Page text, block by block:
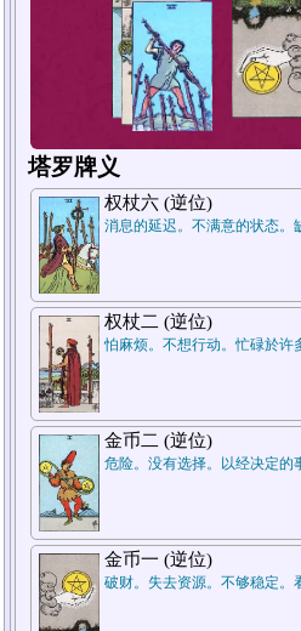
2.对方
塔罗牌义
权杖六 (逆位)
消息的延迟。不满意的状态。
权杖二 (逆位)
怕麻烦。不想行动。忙碌於许
金币二 (逆位)
危险。没有选择。以经决定的
金币一 (逆位)
破财。失去资源。不够稳定。